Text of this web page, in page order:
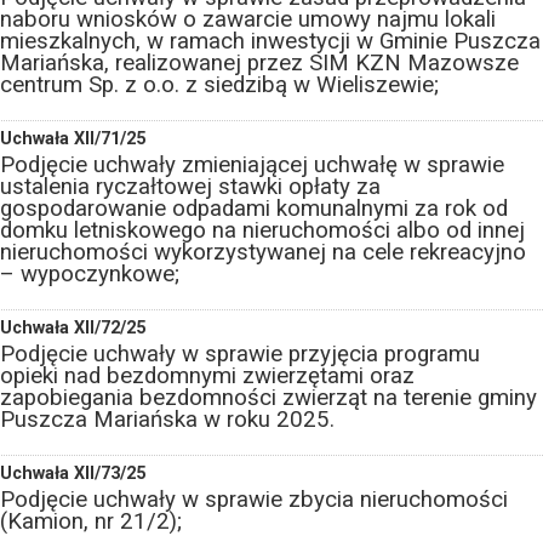
naboru wniosków o zawarcie umowy najmu lokali
mieszkalnych, w ramach inwestycji w Gminie Puszcza
Mariańska, realizowanej przez SIM KZN Mazowsze
centrum Sp. z o.o. z siedzibą w Wieliszewie;
Uchwała XII/71/25
Podjęcie uchwały zmieniającej uchwałę w sprawie
ustalenia ryczałtowej stawki opłaty za
gospodarowanie odpadami komunalnymi za rok od
domku letniskowego na nieruchomości albo od innej
nieruchomości wykorzystywanej na cele rekreacyjno
– wypoczynkowe;
Uchwała XII/72/25
Podjęcie uchwały w sprawie przyjęcia programu
opieki nad bezdomnymi zwierzętami oraz
zapobiegania bezdomności zwierząt na terenie gminy
Puszcza Mariańska w roku 2025.
Uchwała XII/73/25
Podjęcie uchwały w sprawie zbycia nieruchomości
(Kamion, nr 21/2);